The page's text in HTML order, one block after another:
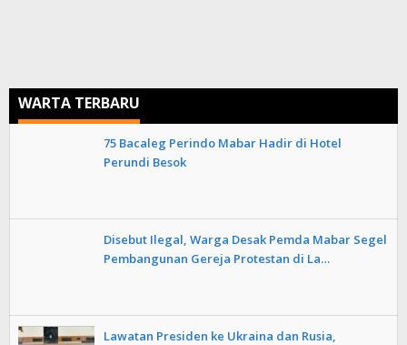
WARTA TERBARU
75 Bacaleg Perindo Mabar Hadir di Hotel
Perundi Besok
Disebut Ilegal, Warga Desak Pemda Mabar Segel
Pembangunan Gereja Protestan di La…
Lawatan Presiden ke Ukraina dan Rusia,